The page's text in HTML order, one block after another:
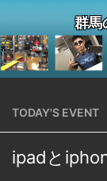
群馬
TODAY'S EVENT
ipadと